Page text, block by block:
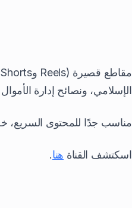
الإسلامي، ونصائح إدارة
مناسب جدًا للمحتوى السريع،
اسكتشف القناة هنا.